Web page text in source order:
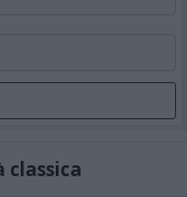
classica